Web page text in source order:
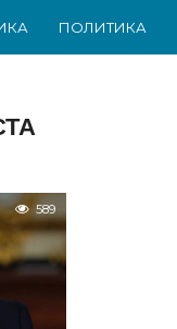
ПОЛИТИКА
589